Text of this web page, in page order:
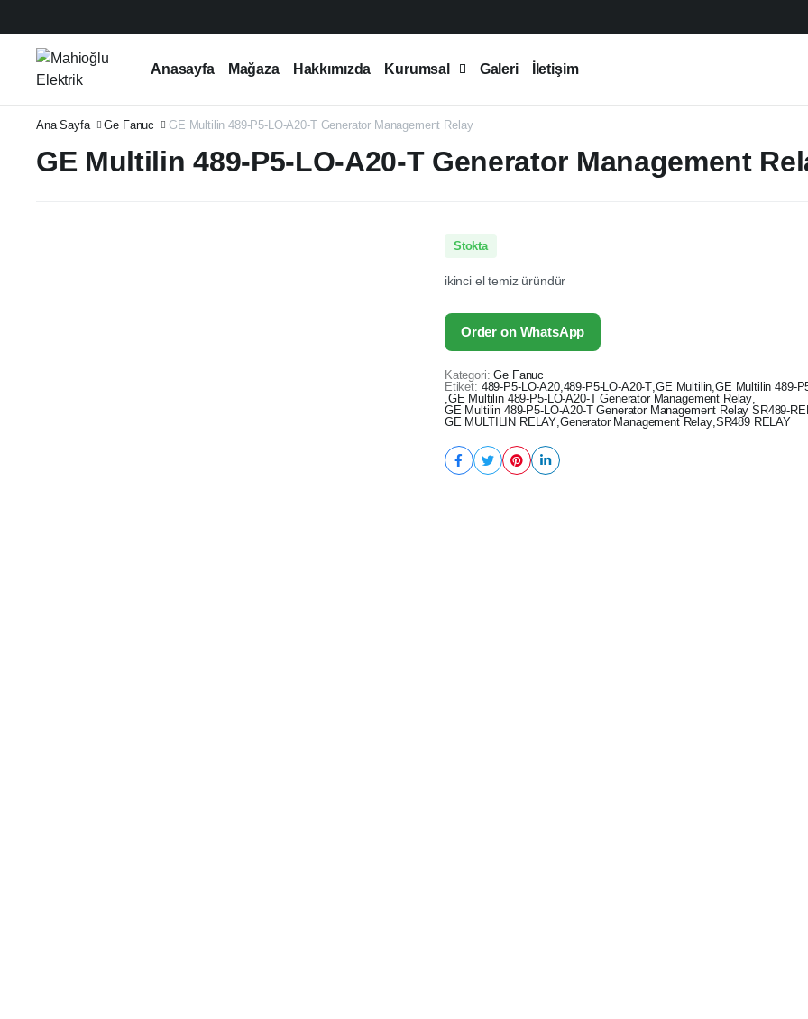
Anasayfa Mağaza Hakkımızda Kurumsal Galeri İletişim
Ana Sayfa Ge Fanuc GE Multilin 489-P5-LO-A20-T Generator Management Relay
GE Multilin 489-P5-LO-A20-T Generator Management
Stokta
ikinci el temiz üründür
Order on WhatsApp
Kategori: Ge Fanuc
Etiket: 489-P5-LO-A20,489-P5-LO-A20-T,GE Multilin,GE Multilin 489-
,GE Multilin 489-P5-LO-A20-T Generator Management Relay,
GE Multilin 489-P5-LO-A20-T Generator Management Relay SR489-
GE MULTILIN RELAY,Generator Management Relay,SR489 RELAY